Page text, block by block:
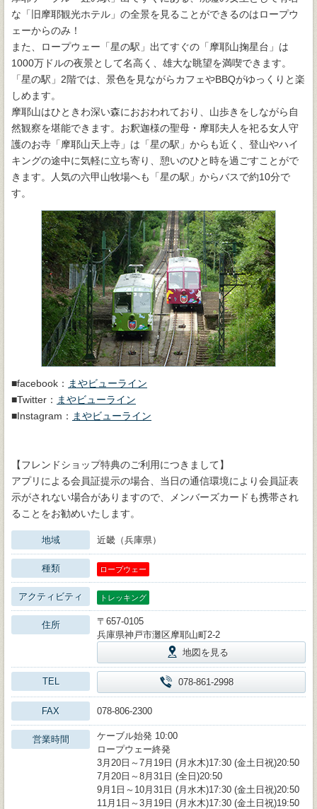
な「旧摩耶観光ホテル」の全景を見ることができるのはロープウ
ェーからのみ！
また、ロープウェー「星の駅」出てすぐの「摩耶山掬星台」は
1000万ドルの夜景として名高く、雄大な眺望を満喫できます。
「星の駅」2階では、景色を見ながらカフェやBBQがゆっくりと楽
しめます。
摩耶山はひときわ深い森におおわれており、山歩きをしながら自
然観察を堪能できます。お釈迦様の聖母・摩耶夫人を祀る女人守
護のお寺「摩耶山天上寺」は「星の駅」からも近く、登山やハイ
キングの途中に気軽に立ち寄り、憩いのひと時を過ごすことがで
きます。人気の六甲山牧場へも「星の駅」からバスで約10分で
す。
■facebook： まやビューライン
■Twitter： まやビューライン
■Instagram： まやビューライン
【フレンドショップ特典のご利用につきまして】
アプリによる会員証提示の場合、当日の通信環境により会員証表
示がされない場合がありますので、メンバーズカードも携帯され
ることをお勧めいたします。
地域 近畿（兵庫県）
種類 ロープウェー
アクティビティ トレッキング
住所
〒657-0105
兵庫県神戸市灘区摩耶山町2-2
地図を見る
TEL 078-861-2998
FAX 078-806-2300
営業時間
ケーブル始発 10:00
ロープウェー終発
3月20日～7月19日 (月水木)17:30 (金土日祝)20:50
7月20日～8月31日 (全日)20:50
9月1日～10月31日 (月水木)17:30 (金土日祝)20:50
11月1日～3月19日 (月水木)17:30 (金土日祝)19:50